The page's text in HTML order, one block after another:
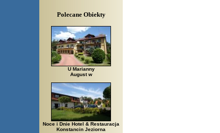
Polecane Obiekty
U Marianny
August w
Noce i Dnie Hotel & Restauracja
Konstancin Jeziorna